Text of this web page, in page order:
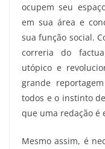
ocupem seu
em sua área e
sua função social.
correria do
utópico e
grande
todos e o instinto
que uma redação é
Mesmo assim, é